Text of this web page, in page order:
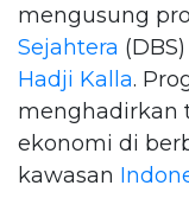
mengusung
Sejahtera
Hadji Kalla.
menghadirkan
ekonomi di
kawasan